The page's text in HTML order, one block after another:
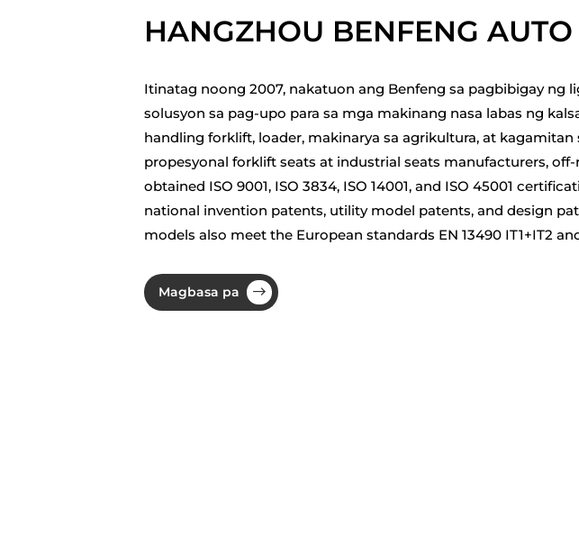
HANGZHOU BENFENG AUTO
Itinatag noong 2007, nakatuon ang Benfeng sa pagbibigay ng
solusyon sa pag-upo para sa mga makinang nasa labas ng
handling forklift, loader, makinarya sa agrikultura, at kagamitan
propesyonal forklift seats at industrial seats manufacturers,
obtained ISO 9001, ISO 3834, ISO 14001, and ISO 45001
national invention patents, utility model patents, and design
models also meet the European standards EN 13490 IT1+IT2
Magbasa pa